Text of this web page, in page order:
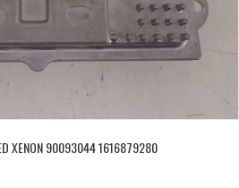
XENON 90093044 1616879280